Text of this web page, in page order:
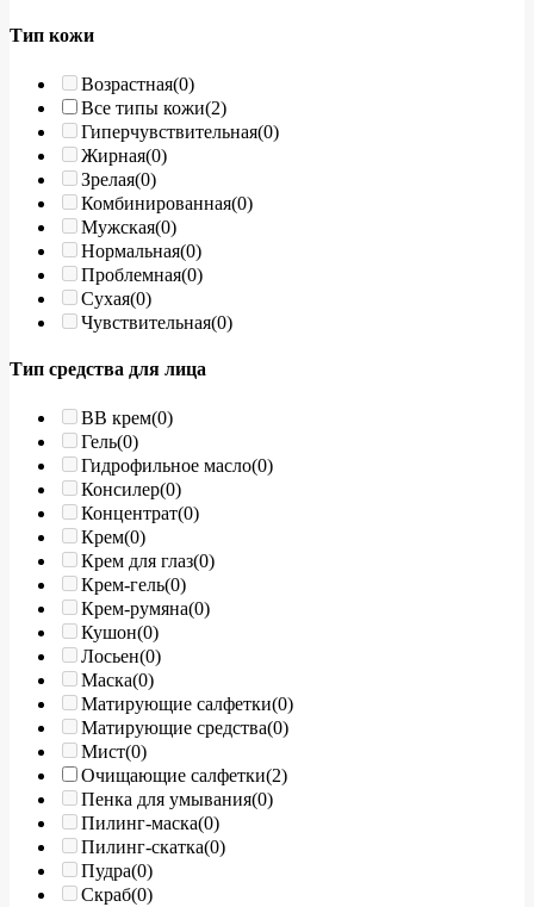
Тип кожи
Возрастная(0)
Все типы кожи(2)
Гиперчувствительная(0)
Жирная(0)
Зрелая(0)
Комбинированная(0)
Мужская(0)
Нормальная(0)
Проблемная(0)
Сухая(0)
Чувствительная(0)
Тип средства для лица
BB крем(0)
Гель(0)
Гидрофильное масло(0)
Консилер(0)
Концентрат(0)
Крем(0)
Крем для глаз(0)
Крем-гель(0)
Крем-румяна(0)
Кушон(0)
Лосьен(0)
Маска(0)
Матирующие салфетки(0)
Матирующие средства(0)
Мист(0)
Очищающие салфетки(2)
Пенка для умывания(0)
Пилинг-маска(0)
Пилинг-скатка(0)
Пудра(0)
Скраб(0)